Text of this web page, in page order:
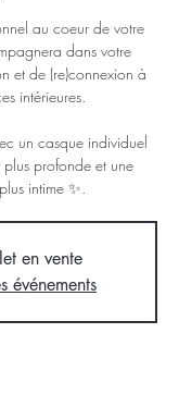
au coeur de votre
dans votre
et de (re)connexion à
intérieures.
un casque individuel
profonde et une
intime ✨.
en vente
événements